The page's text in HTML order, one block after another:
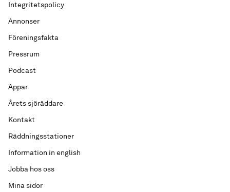
Integritetspolicy
Annonser
Föreningsfakta
Pressrum
Podcast
Appar
Årets sjöräddare
Kontakt
Räddningsstationer
Information in english
Jobba hos oss
Mina sidor